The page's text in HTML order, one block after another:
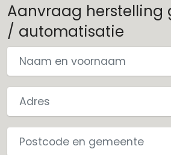
Aanvraag herstelling
/ automatisatie